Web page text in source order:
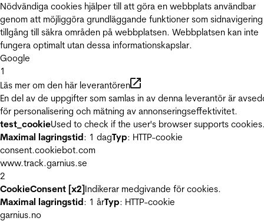
Nödvändiga cookies hjälper till att göra en webbplats användbar
genom att möjliggöra grundläggande funktioner som
tillgång till säkra områden på webbplatsen. Webbplatsen kan inte
fungera optimalt utan dessa informationskapslar.
Google
1
Läs mer om den här leverantören
En del av de uppgifter som samlas in av denna leverantör är
för personalisering och mätning av annonseringseffektivitet.
test_cookieUsed to check if the user's browser supports
Maximal lagringstid: 1 dagTyp: HTTP-cookie
consent.cookiebot.com
www.track.garnius.se
2
CookieConsent [x2]Indikerar medgivande för cookies.
Maximal lagringstid: 1 årTyp: HTTP-cookie
garnius.no